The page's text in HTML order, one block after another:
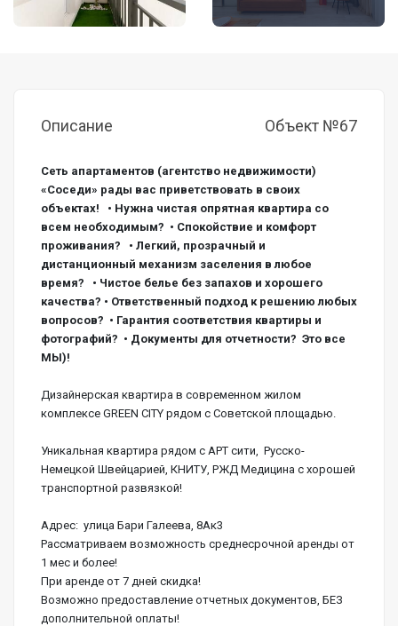
Описание Объект №67
Сеть апартаментов (агентство недвижимости)
«Соседи» рады вас приветствовать в своих
объектах!   • Нужна чистая опрятная квартира со
всем необходимым?  • Спокойствие и комфорт
проживания?   • Легкий, прозрачный и
дистанционный механизм заселения в любое
время?   • Чистое белье без запахов и хорошего
качества? • Ответственный подход к решению любых
вопросов?  • Гарантия соответствия квартиры и
фотографий?  • Документы для отчетности?  Это все
МЫ)!
Дизайнерская квартира в современном жилом
комплексе GREEN CITY рядом с Советской площадью.
Уникальная квартира рядом с АРТ сити,  Русско-
Немецкой Швейцарией, КНИТУ, РЖД Медицина с хорошей
транспортной развязкой!
Адрес:  улица Бари Галеева, 8Ак3
Рассматриваем возможность среднесрочной аренды от
1 мес и более!
При аренде от 7 дней скидка!
Возможно предоставление отчетных документов, БЕЗ
дополнительной оплаты!